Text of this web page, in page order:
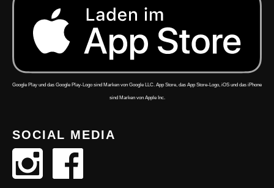
Google Play und das Google Play-Logo sind Marken von Google LLC. App Store, das App Store-Logo, iOS und das iPhone
sind Marken von Apple Inc.
SOCIAL MEDIA